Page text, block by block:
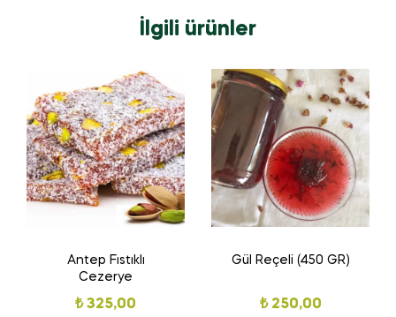
İlgili ürünler
Antep Fıstıklı
Cezerye
₺325,00
Gül Reçeli (450 GR)
₺250,00